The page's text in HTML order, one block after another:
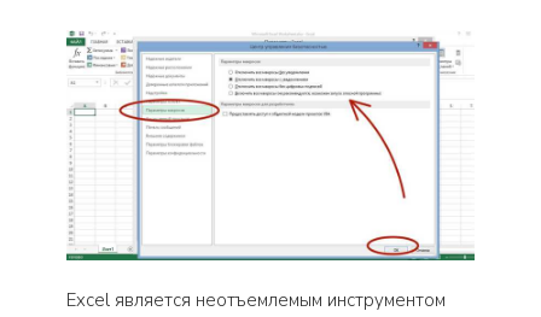
Excel является неотъемлемым инструментом